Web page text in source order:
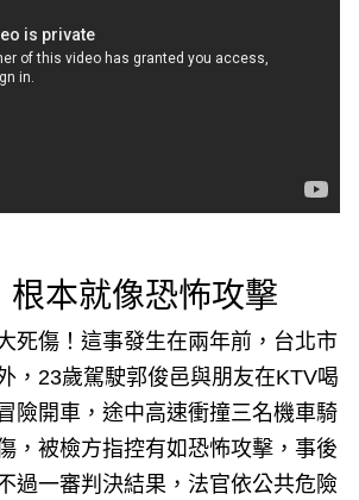
根本就像恐怖攻擊
死傷！這事發生在兩年前，台北市
，23歲駕駛郭俊邑與朋友在KTV喝
險開車，途中高速衝撞三名機車騎
，被檢方指控有如恐怖攻擊，事後
過一審判決結果，法官依公共危險